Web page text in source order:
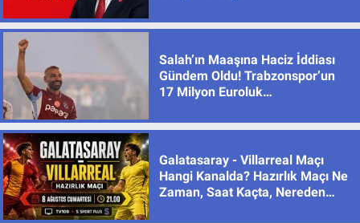
Salah’ın Maaşına Haciz İddiası
Gündem Oldu! Trabzonspor’un
17 Milyon Euroluk
Galatasaray - Villarreal Maçı
Hangi Kanalda? Hazırlık Maçı Ne
Zaman, Saat Kaçta, Nereden